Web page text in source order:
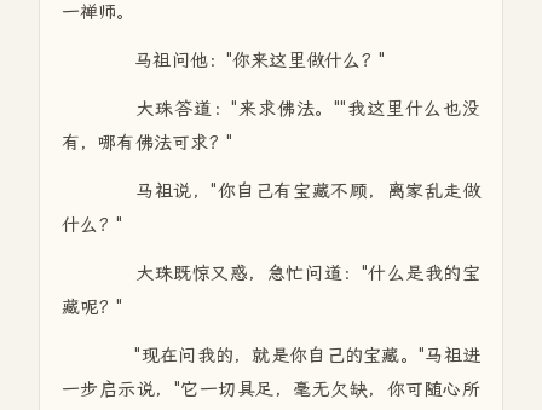
一禅师。
马祖问他："你来这里做什么？"
大珠答道："来求佛法。""我这里什么也没
有，哪有佛法可求？"
马祖说，"你自己有宝藏不顾，离家乱走做
什么？"
大珠既惊又惑，急忙问道："什么是我的宝
藏呢？"
"现在问我的，就是你自己的宝藏。"马祖进
一步启示说，"它一切具足，毫无欠缺，你可随心所